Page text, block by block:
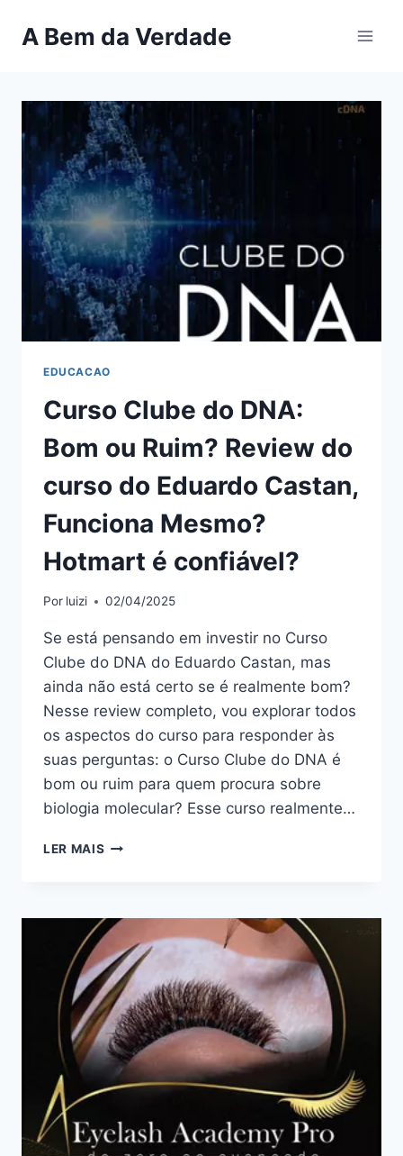
paraA Bem da Verdade
EDUCACAO
Curso Clube do DNA:
Bom ou Ruim? Review do
curso do Eduardo Castan,
Funciona Mesmo?
Hotmart é confiável?
Por luizi 02/04/2025
Se está pensando em investir no Curso
Clube do DNA do Eduardo Castan, mas
ainda não está certo se é realmente bom?
Nesse review completo, vou explorar todos
os aspectos do curso para responder às
suas perguntas: o Curso Clube do DNA é
bom ou ruim para quem procura sobre
biologia molecular? Esse curso realmente…
LER MAIS CURSO
BOM
OU
RUIM?
REVIEW
DO
CURSO
DO
EDUARDO
CASTAN,
FUNCIONA
HOTMART
É